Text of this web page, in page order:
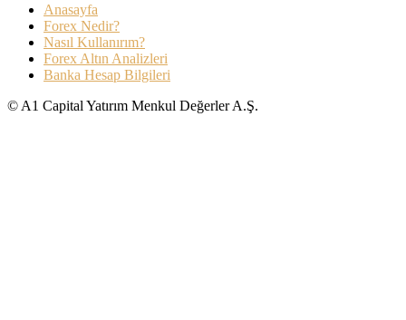
Anasayfa
Forex Nedir?
Nasıl Kullanırım?
Forex Altın Analizleri
Banka Hesap Bilgileri
© A1 Capital Yatırım Menkul Değerler A.Ş.